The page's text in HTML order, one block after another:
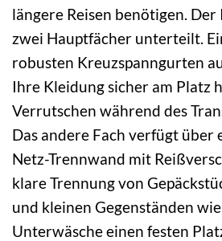
längere Reisen benötigen.
zwei Hauptfächer unterteilt.
robusten Kreuzspanngurten
Ihre Kleidung sicher am Platz
Verrutschen während des
Das andere Fach verfügt über
Netz-Trennwand mit
klare Trennung von
und kleinen Gegenständen
Unterwäsche einen festen